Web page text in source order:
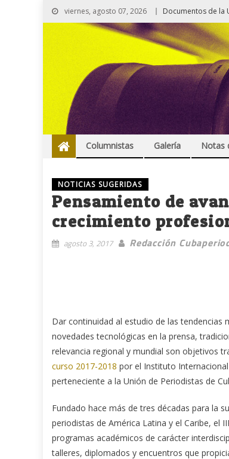
viernes, agosto 07, 2026 Documentos de la
Columnistas Galería Notas
NOTICIAS SUGERIDAS
Pensamiento de
crecimiento
agosto 3, 2017 Redacción
Dar continuidad al estudio de las tendencias
novedades tecnológicas en la prensa,
relevancia regional y mundial son objetivos
curso 2017-2018 por el Instituto
perteneciente a la Unión de Periodistas de
Fundado hace más de tres décadas para la
periodistas de América Latina y el Caribe, el
programas académicos de carácter
talleres, diplomados y encuentros que